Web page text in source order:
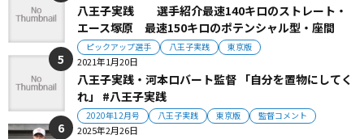
八王子実践 選手紹介最速140キロのストレート・
エース塚原 最速150キロのポテンシャル型・座間
ピックアップ選手 八王子実践 東京版
2021年1月20日
八王子実践・河本ロバート監督 「自分を置物にしてく
れ」 #八王子実践
2020年12月号 八王子実践 東京版 監督コメント
2025年2月26日